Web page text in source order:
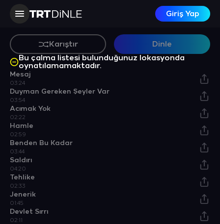
Giriş Yap
Karıştır
Dinle
Bu çalma listesi bulunduğunuz lokasyonda
oynatılamamaktadır.
Mesaj
03:24
Duyman Gereken Şeyler Var
03:54
Acımak Yok
02:22
Hamle
02:59
Benden Bu Kadar
03:44
Saldırı
04:20
Tehlike
02:33
Jenerik
01:45
Devlet Sırrı
02:11